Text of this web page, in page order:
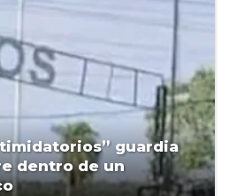
guardia
dentro de un